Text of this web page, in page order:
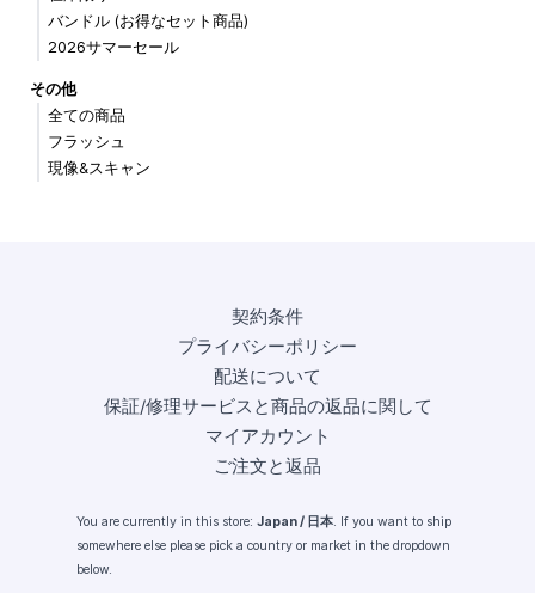
バンドル (お得なセット商品)
2026サマーセール
その他
全ての商品
フラッシュ
現像&スキャン
契約条件
プライバシーポリシー
配送について
保証/修理サービスと商品の返品に関して
マイアカウント
ご注文と返品
You are currently in this store: Japan / 日本. If you want to ship
somewhere else please pick a country or market in the dropdown
below.